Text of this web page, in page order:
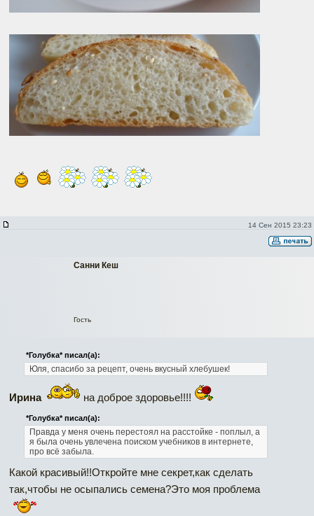
14 Сен 2015 23:23
Санни Кеш
Гость
*Голубка* писал(а):
Юля, спасибо за рецепт, очень вкусный хлебушек!
Ирина на доброе здоровье!!!!
*Голубка* писал(а):
Правда у меня очень перестоял на расстойке - поплыл, а
я была очень увлечена поиском учебников в интернете,
про всё забыла.
Какой красивый!!Откройте мне секрет,как сделать
так,чтобы не осыпались семена?Это моя проблема